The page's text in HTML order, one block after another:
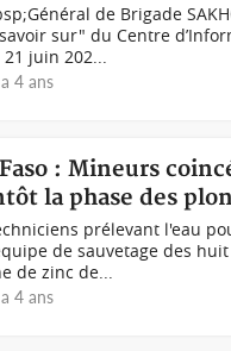
de Brigade
sur" du Centre
juin 202...
4 ans
: Mineurs
la phase des
prélevant l'eau
de sauvetage des
de zinc de...
4 ans